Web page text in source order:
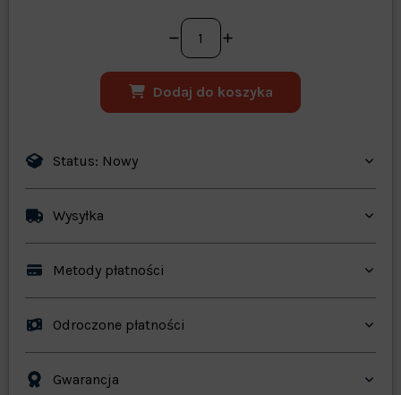
Dodaj do koszyka
Status: Nowy
Wysyłka
Metody płatności
Odroczone płatności
Gwarancja